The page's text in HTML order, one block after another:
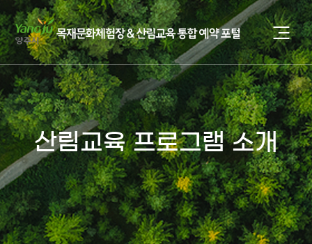
산림교육 프로그램 소개